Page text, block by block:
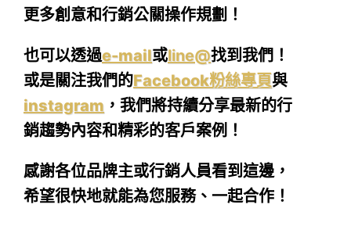
更多創意和行銷公關操作規劃！
也可以透過e-mail或line@找到我們！
或是關注我們的Facebook粉絲專頁與
instagram ，我們將持續分享最新的行
銷趨勢內容和精彩的客戶案例！
感謝各位品牌主或行銷人員看到這邊，
希望很快地就能為您服務、一起合作！